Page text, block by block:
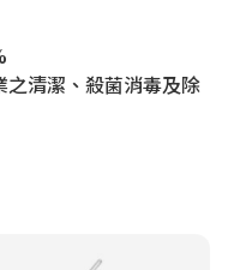
清潔、殺菌消毒及除